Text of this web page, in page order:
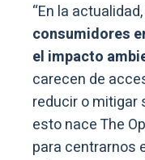
“En la
consumidores
el impacto
carecen de
reducir o mitigar
esto nace The
para centrarnos